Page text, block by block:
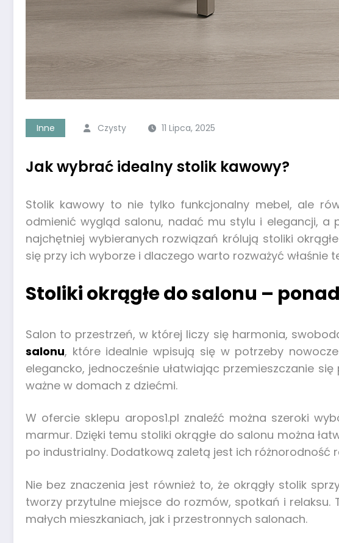
Inne Czysty 11 Lipca, 2025
Jak wybrać idealny stolik kawowy?
Stolik kawowy to nie tylko funkcjonalny mebel, ale
odmienić wygląd salonu, nadać mu stylu i elegancji, a
najchętniej wybieranych rozwiązań królują stoliki
się przy ich wyborze i dlaczego warto rozważyć właśnie
Stoliki okrągłe do salonu –
Salon to przestrzeń, w której liczy się harmonia,
salonu, które idealnie wpisują się w potrzeby
elegancko, jednocześnie ułatwiając przemieszczanie
ważne w domach z dziećmi.
W ofercie sklepu aropos1.pl znaleźć można szeroki
marmur. Dzięki temu stoliki okrągłe do salonu można
po industrialny. Dodatkową zaletą jest ich
Nie bez znaczenia jest również to, że okrągły stolik
tworzy przytulne miejsce do rozmów, spotkań i
małych mieszkaniach, jak i przestronnych salonach.